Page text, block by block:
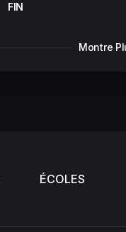
FIN
Montre
ÉCOLES